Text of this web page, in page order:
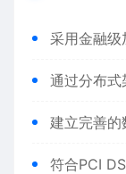
采用金融级
通过分布式
建立完善的
符合PCI